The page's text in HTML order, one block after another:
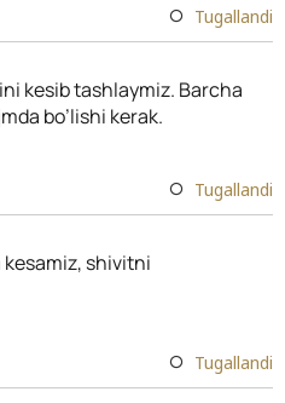
Tugallandi
kesib tashlaymiz. Barcha
bo’lishi kerak.
Tugallandi
shivitni
Tugallandi